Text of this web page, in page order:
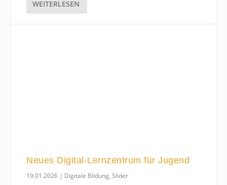
WEITERLESEN
Neues Digital-Lernzentrum für Jugend
19.01.2026 | Digitale Bildung,Slider